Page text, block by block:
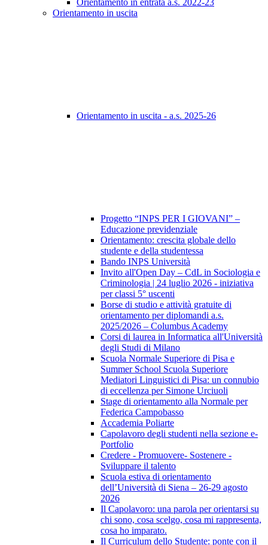
Orientamento in entrata a.s. 2022-23
Orientamento in uscita
Orientamento in uscita - a.s. 2025-26
Progetto “INPS PER I GIOVANI” –
Educazione previdenziale
Orientamento: crescita globale dello
studente e della studentessa
Bando INPS Università
Invito all'Open Day – CdL in Sociologia e
Criminologia | 24 luglio 2026 - iniziativa
per classi 5° uscenti
Borse di studio e attività gratuite di
orientamento per diplomandi a.s.
2025/2026 – Columbus Academy
Corsi di laurea in Informatica all'Università
degli Studi di Milano
Scuola Normale Superiore di Pisa e
Summer School Scuola Superiore
Mediatori Linguistici di Pisa: un connubio
di eccellenza per Simone Urciuoli
Stage di orientamento alla Normale per
Federica Campobasso
Accademia Poliarte
Capolavoro degli studenti nella sezione e-
Portfolio
Credere - Promuovere- Sostenere -
Sviluppare il talento
Scuola estiva di orientamento
dell’Università di Siena – 26-29 agosto
2026
Il Capolavoro: una parola per orientarsi su
chi sono, cosa scelgo, cosa mi rappresenta,
cosa ho imparato.
Il Curriculum dello Studente: ponte con il